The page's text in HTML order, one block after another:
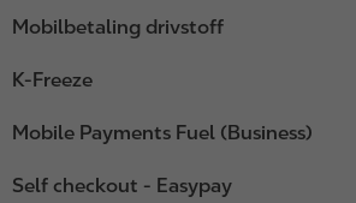
Mobilbetaling drivstoff
K-Freeze
Mobile Payments Fuel (Business)
Self checkout - Easypay